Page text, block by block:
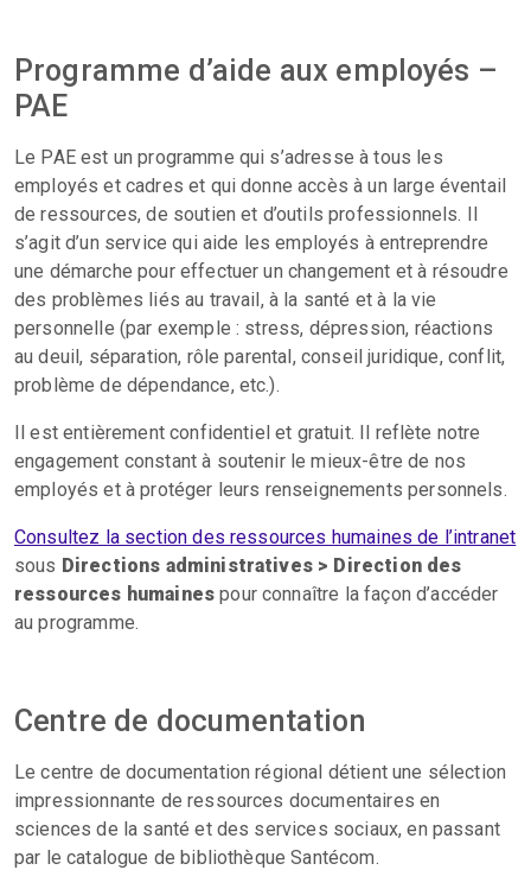
Programme d’aide aux employés –
PAE
Le PAE est un programme qui s’adresse à tous les
employés et cadres et qui donne accès à un large éventail
de ressources, de soutien et d’outils professionnels. Il
s’agit d’un service qui aide les employés à entreprendre
une démarche pour effectuer un changement et à résoudre
des problèmes liés au travail, à la santé et à la vie
personnelle (par exemple : stress, dépression, réactions
au deuil, séparation, rôle parental, conseil juridique, conflit,
problème de dépendance, etc.).
Il est entièrement confidentiel et gratuit. Il reflète notre
engagement constant à soutenir le mieux-être de nos
employés et à protéger leurs renseignements personnels.
Consultez la section des ressources humaines de l’intranet
sous Directions administratives > Direction des
ressources humaines pour connaître la façon d’accéder
au programme.
Centre de documentation
Le centre de documentation régional détient une sélection
impressionnante de ressources documentaires en
sciences de la santé et des services sociaux, en passant
par le catalogue de bibliothèque Santécom.